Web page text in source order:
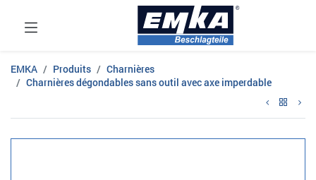
EMKA Produits
Charnières
Charnières dégondables sans outil avec axe imperdable